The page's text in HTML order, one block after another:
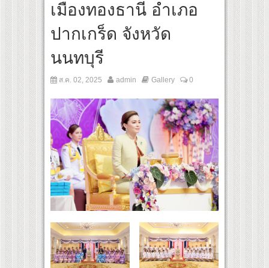
เมืองทองธานี อำเภอ
ปากเกร็ด จังหวัด
นนทบุรี
ส.ค. 02, 2025 admin Gallery 0